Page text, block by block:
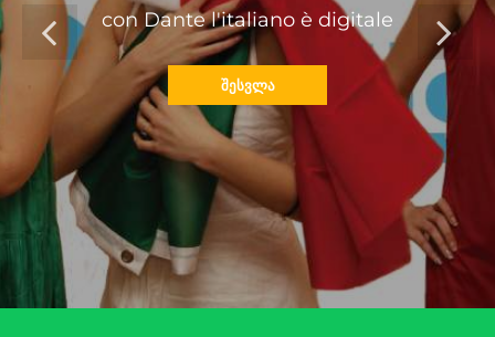
con Dante l'italiano è digitale
ᲨᲔᲡᲕᲚᲐ